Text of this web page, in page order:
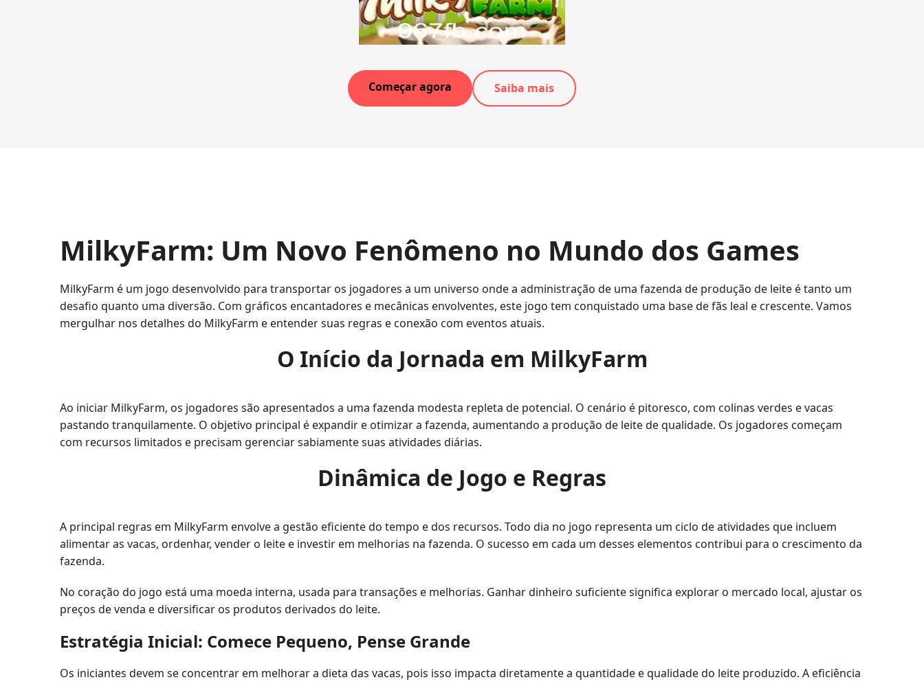
Começar agora Saiba mais
MilkyFarm: Um Novo Fenômeno no Mundo dos Games
MilkyFarm é um jogo desenvolvido para transportar os jogadores a um universo onde a administração de uma fazenda de produção de leite é tanto um
desafio quanto uma diversão. Com gráficos encantadores e mecânicas envolventes, este jogo tem conquistado uma base de fãs leal e crescente. Vamos
mergulhar nos detalhes do MilkyFarm e entender suas regras e conexão com eventos atuais.
O Início da Jornada em MilkyFarm
Ao iniciar MilkyFarm, os jogadores são apresentados a uma fazenda modesta repleta de potencial. O cenário é pitoresco, com colinas verdes e vacas
pastando tranquilamente. O objetivo principal é expandir e otimizar a fazenda, aumentando a produção de leite de qualidade. Os jogadores começam
com recursos limitados e precisam gerenciar sabiamente suas atividades diárias.
Dinâmica de Jogo e Regras
A principal regras em MilkyFarm envolve a gestão eficiente do tempo e dos recursos. Todo dia no jogo representa um ciclo de atividades que incluem
alimentar as vacas, ordenhar, vender o leite e investir em melhorias na fazenda. O sucesso em cada um desses elementos contribui para o crescimento da
fazenda.
No coração do jogo está uma moeda interna, usada para transações e melhorias. Ganhar dinheiro suficiente significa explorar o mercado local, ajustar os
preços de venda e diversificar os produtos derivados do leite.
Estratégia Inicial: Comece Pequeno, Pense Grande
Os iniciantes devem se concentrar em melhorar a dieta das vacas, pois isso impacta diretamente a quantidade e qualidade do leite produzido. A eficiência